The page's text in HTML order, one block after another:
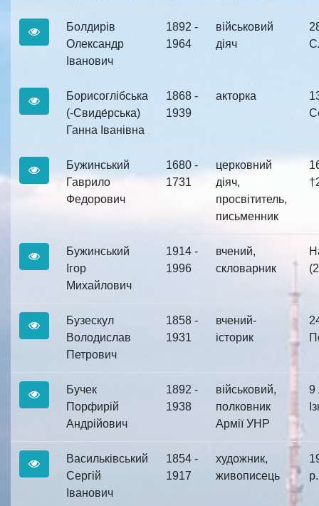
Болдирів
Олександр
Іванович
1892 -
1964
військовий
діяч
Борисоглібська
(-Свиде́рська)
Ганна Іванівна
1868 -
1939
акторка
Бужинський
Гаврило
Федорович
1680 -
1731
церковний
діяч,
просвітитель,
письменник
Бужинський
Ігор
Михайлович
1914 -
1996
вчений,
скловарник
Бузескул
Володислав
Петрович
1858 -
1931
вчений-
історик
Бучек
Порфирій
Андрійович
1892 -
1938
військовий,
полковник
Армії УНР
9
Васильківський
Сергій
Іванович
1854 -
1917
художник,
живописець